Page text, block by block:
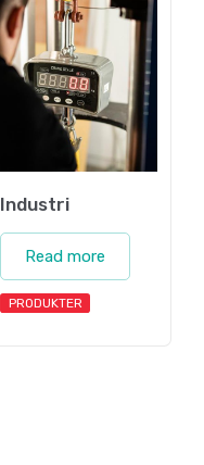
Industri
Read more
PRODUKTER